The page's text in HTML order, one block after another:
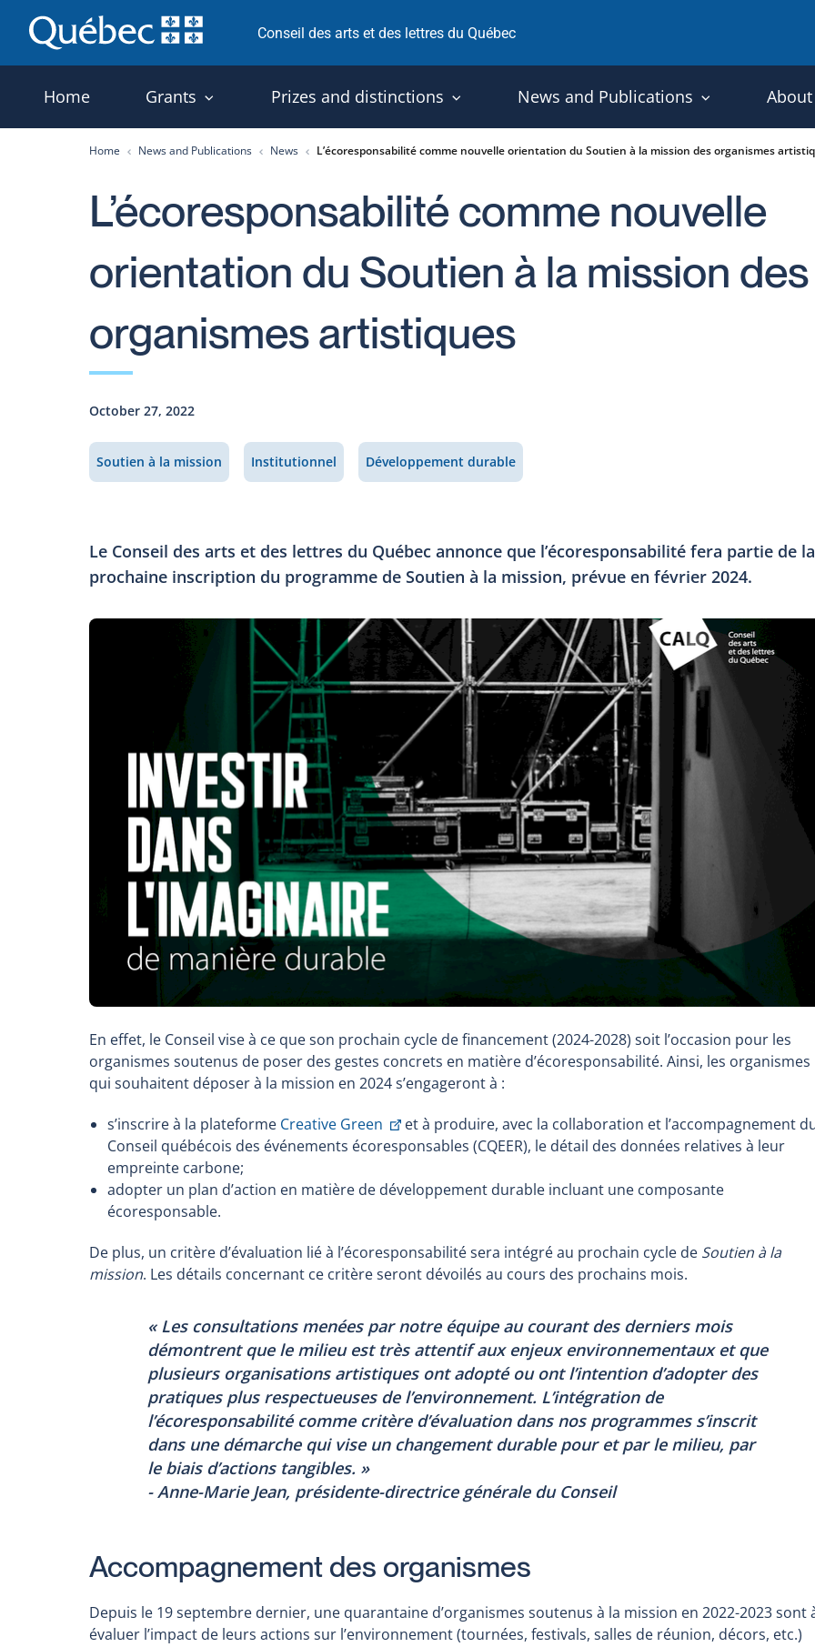
Skip
Conseil des arts et des lettres du Québec
Home Grants Prizes and distinctions News and Publications About
Home News and Publications News L’écoresponsabilité comme nouvelle orientation du Soutien à la mission des organismes
L’écoresponsabilité comme nouvelle
orientation du Soutien à la mission des
organismes artistiques
October 27, 2022
Soutien à la mission Institutionnel Développement durable
Le Conseil des arts et des lettres du Québec annonce que l’écoresponsabilité fera partie de la
prochaine inscription du programme de Soutien à la mission, prévue en février 2024.
En effet, le Conseil vise à ce que son prochain cycle de financement (2024-2028) soit l’occasion pour les
organismes soutenus de poser des gestes concrets en matière d’écoresponsabilité. Ainsi, les organismes
qui souhaitent déposer à la mission en 2024 s’engageront à :
s’inscrire à la plateforme Creative Green
This
link
open
new
window
et à produire, avec la collaboration et l’accompagnement
Conseil québécois des événements écoresponsables (CQEER), le détail des données relatives à leur
empreinte carbone;
adopter un plan d’action en matière de développement durable incluant une composante
écoresponsable.
De plus, un critère d’évaluation lié à l’écoresponsabilité sera intégré au prochain cycle de Soutien à la
mission. Les détails concernant ce critère seront dévoilés au cours des prochains mois.
« Les consultations menées par notre équipe au courant des derniers mois
démontrent que le milieu est très attentif aux enjeux environnementaux et que
plusieurs organisations artistiques ont adopté ou ont l’intention d’adopter des
pratiques plus respectueuses de l’environnement. L’intégration de
l’écoresponsabilité comme critère d’évaluation dans nos programmes s’inscrit
dans une démarche qui vise un changement durable pour et par le milieu, par
le biais d’actions tangibles. »
- Anne-Marie Jean, présidente-directrice générale du Conseil
Accompagnement des organismes
Depuis le 19 septembre dernier, une quarantaine d’organismes soutenus à la mission en 2022-2023 sont
évaluer l’impact de leurs actions sur l’environnement (tournées, festivals, salles de réunion, décors, etc.)